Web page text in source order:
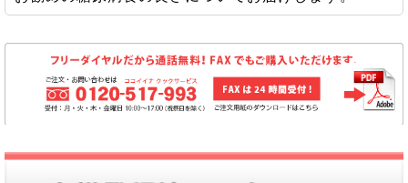
腎臓病の食事と言うと、皆さんは減塩のイメージが強
ぱく質制限と十分なエネルギー摂取も重要なポイント
になります。たんぱく質、エネルギー、塩分、これら
をどの程度摂取しいけば良いかに関しては、個人の症
栄養士の食事指導に従って行うことも大切です。
糖尿病の食事療法の必要性とは？
糖尿病における食事療法と言うのは、糖尿病治療では
り、このブドウ糖の事を血糖と言います。膵臓から分